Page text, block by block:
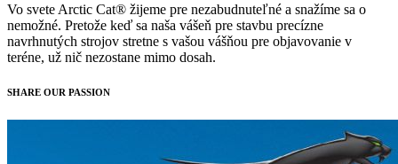
Vo svete Arctic Cat® žijeme pre nezabudnuteľné a snažíme sa o
nemožné. Pretože keď sa naša vášeň pre stavbu precízne
navrhnutých strojov stretne s vašou vášňou pre objavovanie v
teréne, už nič nezostane mimo dosah.
SHARE OUR PASSION